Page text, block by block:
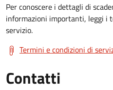
Per conoscere i dettagli di
informazioni importanti, leggi i
servizio.
Termini e condizioni di
Contatti